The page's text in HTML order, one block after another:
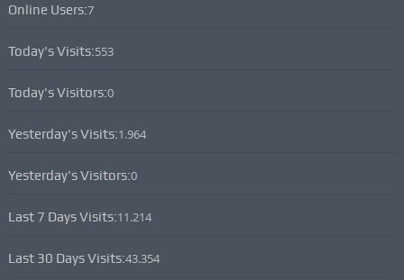
Online Users:7
Today's Visits:553
Today's Visitors:0
Yesterday's Visits:1.964
Yesterday's Visitors:0
Last 7 Days Visits:11.214
Last 30 Days Visits:43.354